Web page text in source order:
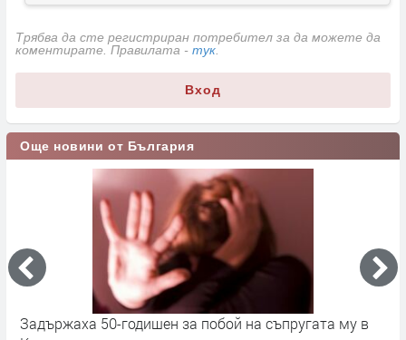
Трябва да сте регистриран потребител за да можете да
коментирате. Правилата - тук.
Вход
Още новини от България
Задържаха 50-годишен за побой на съпругата му в